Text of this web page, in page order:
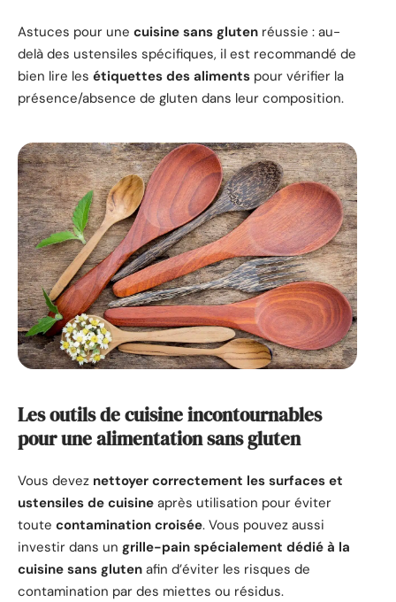
Astuces pour une cuisine sans gluten réussie : au-
delà des ustensiles spécifiques, il est recommandé de
bien lire les étiquettes des aliments pour vérifier la
présence/absence de gluten dans leur composition.
Les outils de cuisine incontournables
pour une alimentation sans gluten
Vous devez nettoyer correctement les surfaces et
ustensiles de cuisine après utilisation pour éviter
toute contamination croisée. Vous pouvez aussi
investir dans un grille-pain spécialement dédié à la
cuisine sans gluten afin d’éviter les risques de
contamination par des miettes ou résidus.